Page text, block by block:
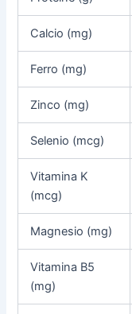
Calcio (mg)
Ferro (mg)
Zinco (mg)
Selenio (mcg)
Vitamina K
(mcg)
Magnesio (mg)
Vitamina B5
(mg)